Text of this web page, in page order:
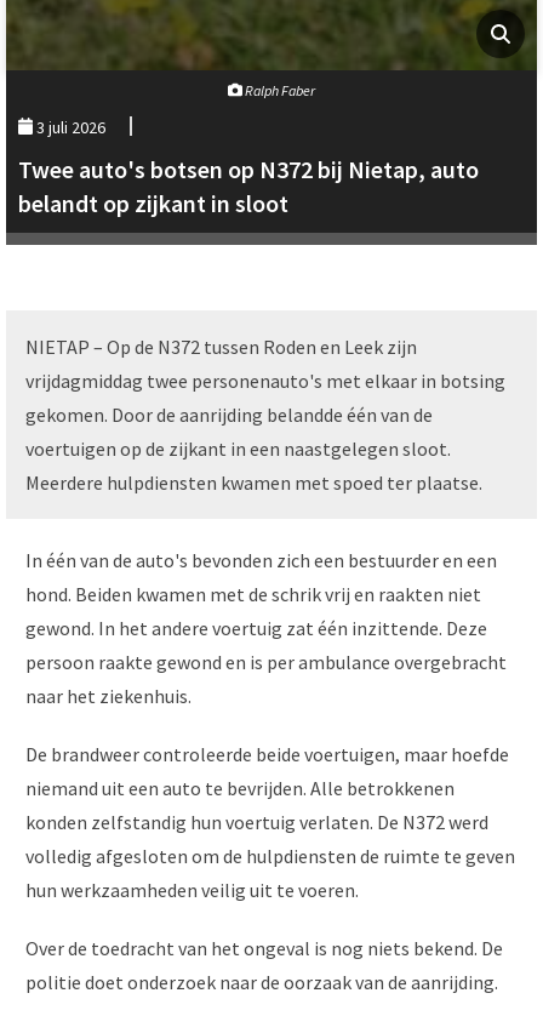
Ralph Faber
3 juli 2026
Twee auto's botsen op N372 bij Nietap, auto
belandt op zijkant in sloot
NIETAP – Op de N372 tussen Roden en Leek zijn
vrijdagmiddag twee personenauto's met elkaar in botsing
gekomen. Door de aanrijding belandde één van de
voertuigen op de zijkant in een naastgelegen sloot.
Meerdere hulpdiensten kwamen met spoed ter plaatse.
In één van de auto's bevonden zich een bestuurder en een
hond. Beiden kwamen met de schrik vrij en raakten niet
gewond. In het andere voertuig zat één inzittende. Deze
persoon raakte gewond en is per ambulance overgebracht
naar het ziekenhuis.
De brandweer controleerde beide voertuigen, maar hoefde
niemand uit een auto te bevrijden. Alle betrokkenen
konden zelfstandig hun voertuig verlaten. De N372 werd
volledig afgesloten om de hulpdiensten de ruimte te geven
hun werkzaamheden veilig uit te voeren.
Over de toedracht van het ongeval is nog niets bekend. De
politie doet onderzoek naar de oorzaak van de aanrijding.